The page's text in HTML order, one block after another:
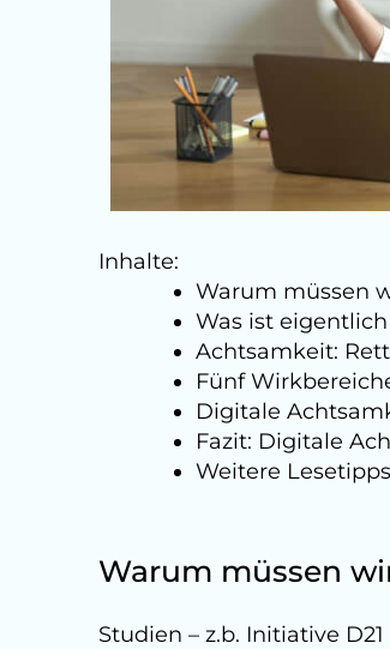
Inhalte:
Warum müssen
Was ist eigentlich
Achtsamkeit:
Fünf
Digitale
Fazit: Digitale
Weitere Lesetipps
Warum müssen
Studien – z.b. Initiative